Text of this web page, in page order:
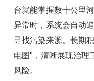
台就能掌握数十公里
异常时，系统会自动
寻找污染来源。长期
电图"，清晰展现治理
风险。